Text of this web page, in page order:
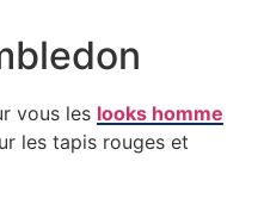
vous les looks homme
les tapis rouges et